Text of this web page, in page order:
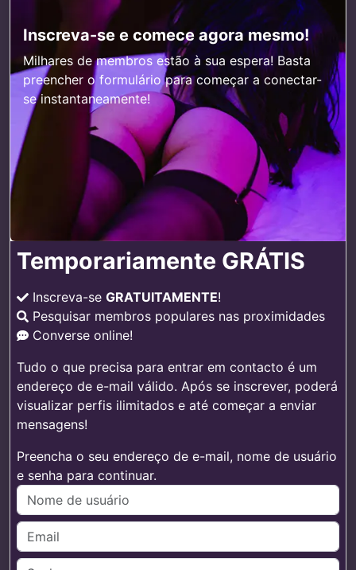
Inscreva-se e comece agora mesmo!
Milhares de membros estão à sua espera! Basta
preencher o formulário para começar a conectar-
se instantaneamente!
Temporariamente GRÁTIS
Inscreva-se GRATUITAMENTE!
Pesquisar membros populares nas proximidades
Converse online!
Tudo o que precisa para entrar em contacto é um
endereço de e-mail válido. Após se inscrever, poderá
visualizar perfis ilimitados e até começar a enviar
mensagens!
Preencha o seu endereço de e-mail, nome de usuário
e senha para continuar.